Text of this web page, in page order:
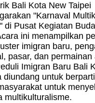
Bali Kota New Taipei
"Karnaval
di Pusat Kegiatan
ini menampilkan
imigran baru,
pasar, dan permainan
Imigran Baru Bali
diundang untuk
untuk
multikulturalisme.